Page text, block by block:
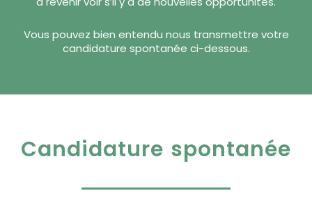
Vous pouvez bien entendu nous transmettre votre
candidature spontanée ci-dessous.
Candidature spontanée